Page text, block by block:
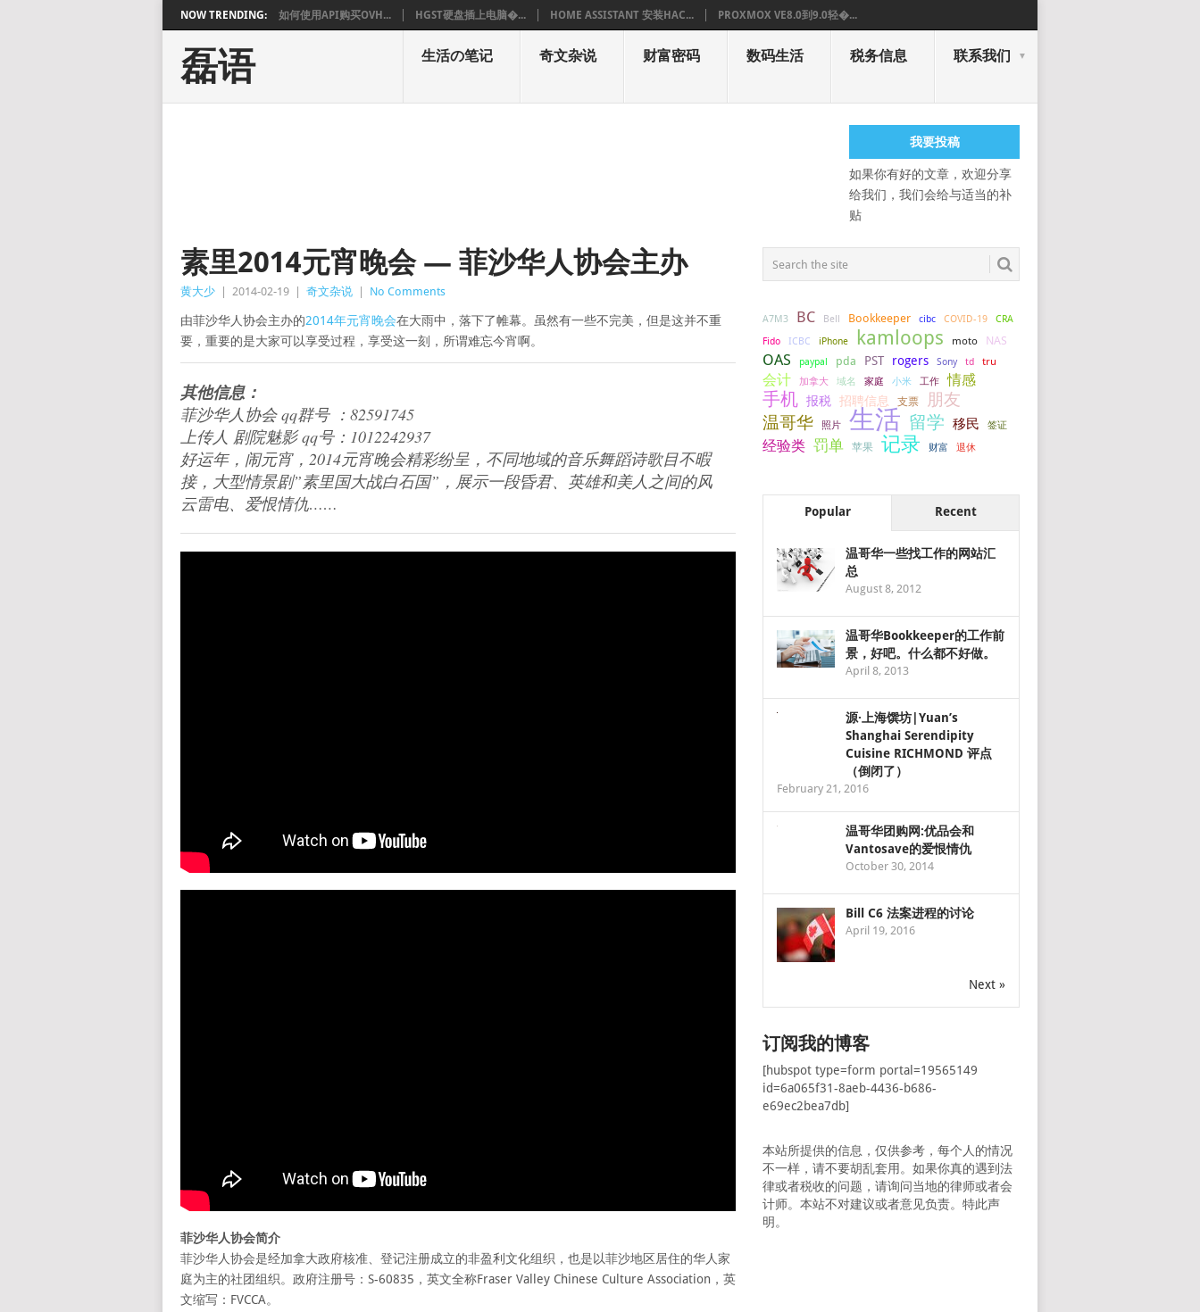
NOW TRENDING: 如何使用API购买OVH... HGST硬盘插上电脑�... HOME ASSISTANT 安装HAC... PROXMOX VE8.0到9.0轻�...
磊语 生活の笔记 奇文杂说 财富密码 数码生活 税务信息 联系我们
我要投稿
如果你有好的文章，欢迎分享
给我们，我们会给与适当的补
贴
素里2014元宵晚会 — 菲沙华人协会主办
黄大少 2014-02-19 奇文杂说 No Comments
由菲沙华人协会主办的2014年元宵晚会在大雨中，落下了帷幕。虽然有一些不完美，但是这并不重
要，重要的是大家可以享受过程，享受这一刻，所谓难忘今宵啊。
其他信息：
菲沙华人协会 qq群号 ：82591745
上传人 剧院魅影 qq号：1012242937
好运年，闹元宵，2014元宵晚会精彩纷呈，不同地域的音乐舞蹈诗歌目不暇
接，大型情­景剧”素里国大战白石国”，展示一段昏君、英雄和美人之间的风
云雷电、爱恨情仇…­…
菲沙华人协会简介
菲沙华人协会是经加拿大政府核准、登记注册成立的非盈利文化组织，也是以菲沙地区居住的华人家
庭为主的社团组织。政府注册号：S-60835，英文全称Fraser Valley Chinese Culture Association，英
文缩写：FVCCA。
A7M3 BC Bell Bookkeeper cibc COVID-19
CRA
Fido
ICBC iPhone kamloops moto NAS
OAS paypal pda PST rogers Sony td tru
会计 加拿大 域名 家庭 小米 工作 情感
手机 报税 招聘信息 支票 朋友
温哥华 照片 生活 留学 移民 签证
经验类 罚单 苹果 记录 财富 退休
Popular Recent
温哥华一些找工作的网站汇
总
August 8, 2012
温哥华Bookkeeper的工作前
景，好吧。什么都不好做。
April 8, 2013
源·上海馔坊|Yuan’s
Shanghai Serendipity
Cuisine RICHMOND 评点
（倒闭了）
February 21, 2016
温哥华团购网:优品会和
Vantosave的爱恨情仇
October 30, 2014
Bill C6 法案进程的讨论
April 19, 2016
Next »
订阅我的博客
[hubspot type=form portal=19565149
id=6a065f31-8aeb-4436-b686-
e69ec2bea7db]
本站所提供的信息，仅供参考，每个人的情况
不一样，请不要胡乱套用。如果你真的遇到法
律或者税收的问题，请询问当地的律师或者会
计师。本站不对建议或者意见负责。特此声
明。